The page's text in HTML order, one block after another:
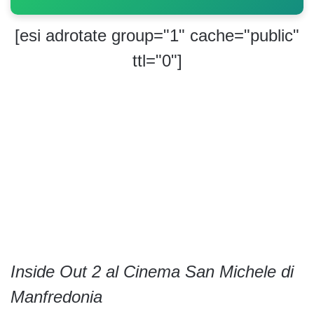
[esi adrotate group="1" cache="public"
ttl="0"]
Inside Out 2 al Cinema San Michele di
Manfredonia